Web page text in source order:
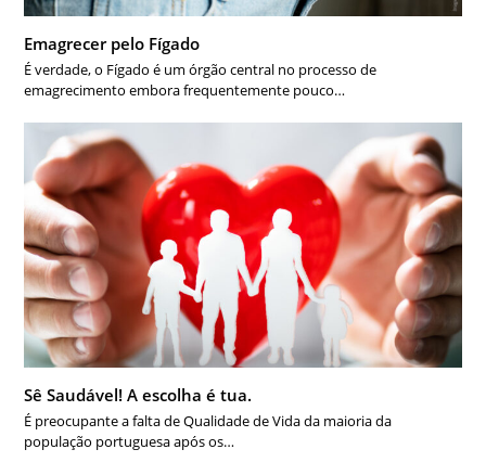
Emagrecer pelo Fígado
É verdade, o Fígado é um órgão central no processo de
emagrecimento embora frequentemente pouco…
Sê Saudável! A escolha é tua.
É preocupante a falta de Qualidade de Vida da maioria da
população portuguesa após os…